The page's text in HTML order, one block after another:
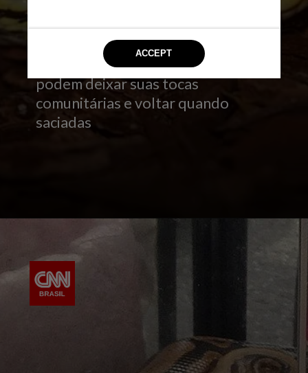
consequência do cativeiro, a equipe
argumenta que, como esses répteis
fazem refeições substanciais,
podem deixar suas tocas
comunitárias e voltar quando
saciadas